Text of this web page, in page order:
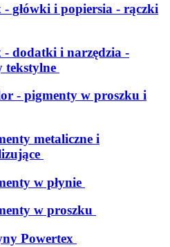
- główki i popiersia - rączki
- dodatki i narzędzia -
tekstylne
- pigmenty w proszku i
metaliczne i
w płynie
w proszku
Powertex